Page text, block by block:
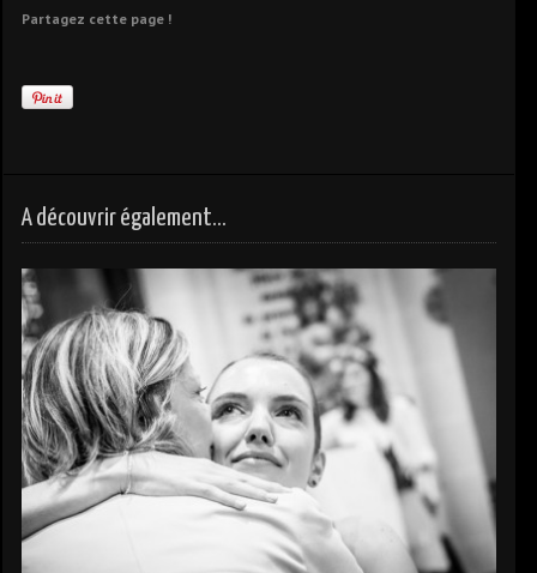
Partagez cette page !
A découvrir également...